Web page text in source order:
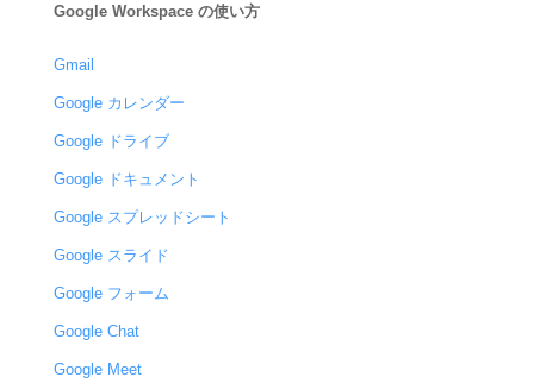
Google Workspace の使い方
Gmail
Google カレンダー
Google ドライブ
Google ドキュメント
Google スプレッドシート
Google スライド
Google フォーム
Google Chat
Google Meet